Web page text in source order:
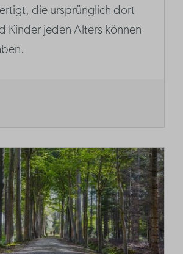
die ursprünglich dort
Kinder jeden Alters können